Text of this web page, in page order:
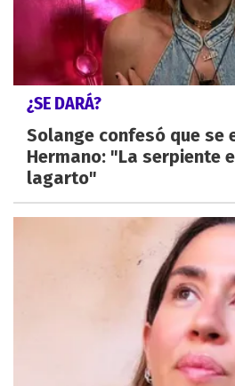
¿SE DARÁ?
Solange confesó que se
Hermano: "La serpiente
lagarto"